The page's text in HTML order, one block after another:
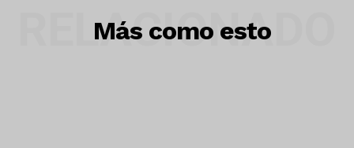
Más como esto
RELACIONADO